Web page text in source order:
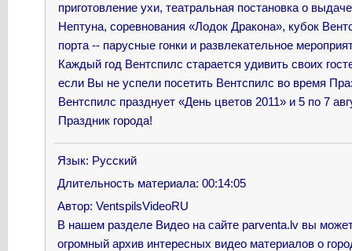
приготовление ухи, театральная постановка о
Нептуна, соревнования «Лодок Дракона», кубок
порта -- парусные гонки и развлекательное
Каждый год Вентспилс старается удивить своих
если Вы не успели посетить Вентспилс во время
Вентспилс празднует «День цветов 2011» и 5 по 7
Праздник города!
Язык: Русский
Длительность материала: 00:14:05
Автор: VentspilsVideoRU
В нашем разделе Видео на сайте parventa.lv вы
огромный архив интересных видео материалов о